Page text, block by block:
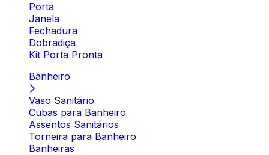
Porta
Janela
Fechadura
Dobradiça
Kit Porta Pronta
Banheiro
Vaso Sanitário
Cubas para Banheiro
Assentos Sanitários
Torneira para Banheiro
Banheiras